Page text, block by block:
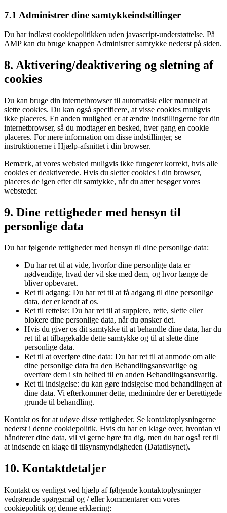
7.1 Administrer dine samtykkeindstillinger
Du har indlæst cookiepolitikken uden javascript-understøttelse. På
AMP kan du bruge knappen Administrer samtykke nederst på siden.
8. Aktivering/deaktivering og sletning af
cookies
Du kan bruge din internetbrowser til automatisk eller manuelt at
slette cookies. Du kan også specificere, at visse cookies muligvis
ikke placeres. En anden mulighed er at ændre indstillingerne for din
internetbrowser, så du modtager en besked, hver gang en cookie
placeres. For mere information om disse indstillinger, se
instruktionerne i Hjælp-afsnittet i din browser.
Bemærk, at vores websted muligvis ikke fungerer korrekt, hvis alle
cookies er deaktiverede. Hvis du sletter cookies i din browser,
placeres de igen efter dit samtykke, når du atter besøger vores
websteder.
9. Dine rettigheder med hensyn til
personlige data
Du har følgende rettigheder med hensyn til dine personlige data:
Du har ret til at vide, hvorfor dine personlige data er
nødvendige, hvad der vil ske med dem, og hvor længe de
bliver opbevaret.
Ret til adgang: Du har ret til at få adgang til dine personlige
data, der er kendt af os.
Ret til rettelse: Du har ret til at supplere, rette, slette eller
blokere dine personlige data, når du ønsker det.
Hvis du giver os dit samtykke til at behandle dine data, har du
ret til at tilbagekalde dette samtykke og til at slette dine
personlige data.
Ret til at overføre dine data: Du har ret til at anmode om alle
dine personlige data fra den Behandlingsansvarlige og
overføre dem i sin helhed til en anden Behandlingsansvarlig.
Ret til indsigelse: du kan gøre indsigelse mod behandlingen af
​​dine data. Vi efterkommer dette, medmindre der er berettigede
grunde til behandling.
Kontakt os for at udøve disse rettigheder. Se kontaktoplysningerne
nederst i denne cookiepolitik. Hvis du har en klage over, hvordan vi
håndterer dine data, vil vi gerne høre fra dig, men du har også ret til
at indsende en klage til tilsynsmyndigheden (Datatilsynet).
10. Kontaktdetaljer
Kontakt os venligst ved hjælp af følgende kontaktoplysninger
vedrørende spørgsmål og / eller kommentarer om vores
cookiepolitik og denne erklæring: